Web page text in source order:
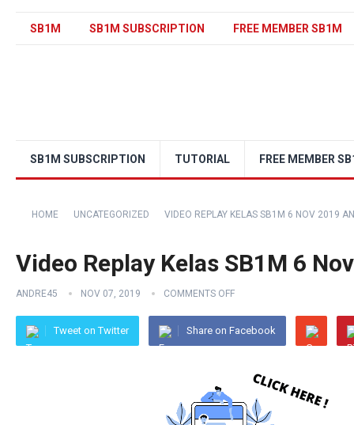
SB1M SB1M SUBSCRIPTION FREE MEMBER SB1M
SB1M SUBSCRIPTION TUTORIAL FREE MEMBER
HOME UNCATEGORIZED VIDEO REPLAY KELAS SB1M 6 NOV 2019
Video Replay Kelas SB1M 6
ANDRE45 NOV 07, 2019 COMMENTS OFF
Tweet on Twitter Share on Facebook